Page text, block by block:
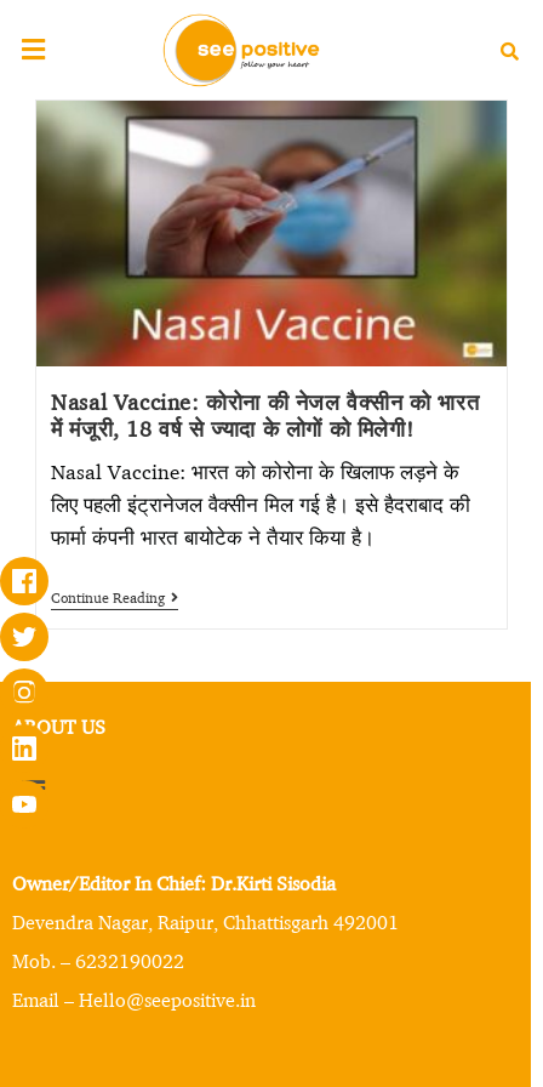
Nasal Vaccine: कोरोना की नेजल वैक्सीन को भारत
में मंजूरी, 18 वर्ष से ज्यादा के लोगों को मिलेगी!
Nasal Vaccine: भारत को कोरोना के खिलाफ लड़ने के
लिए पहली इंट्रानेजल वैक्सीन मिल गई है। इसे हैदराबाद की
फार्मा कंपनी भारत बायोटेक ने तैयार किया है।
Continue Reading
ABOUT US
Owner/Editor In Chief: Dr.Kirti Sisodia
Devendra Nagar, Raipur, Chhattisgarh 492001
Mob. – 6232190022
Email – Hello@seepositive.in